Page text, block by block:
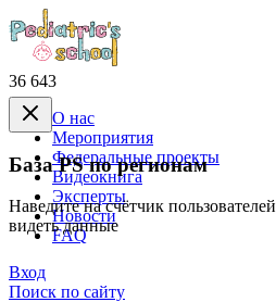
36 643
База PS по регионам
Наведите на счётчик
видеть данные
О нас
Mероприятия
Федеральные проекты
Видеокнига
Эксперты
Новости
FAQ
Вход
Поиск по сайту